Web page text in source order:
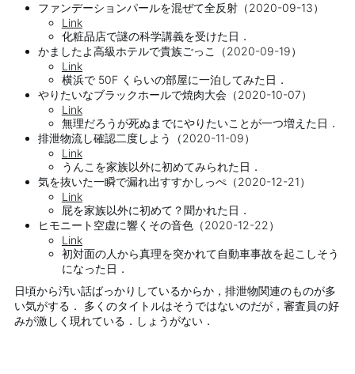
ファンデーションパールを混ぜて全反射（2020-09-13）
Link
化粧品店で謎の科学講義を受けた日．
かましたよ高級ホテルで貴族ごっこ（2020-09-19）
Link
横浜で 50F くらいの部屋に一泊してみた日．
やりたいなブラックホールで焼肉大会（2020-10-07）
Link
無理だろうが死ぬまでにやりたいことが一つ増えた日．
排泄物流し確認二度しよう（2020-11-09）
Link
うんこを家族以外に初めてみられた日．
気を抜いた一瞬で漏れ出すすかしっぺ（2020-12-21）
Link
屁を家族以外に初めて？聞かれた日．
ヒモニート空虚に響くその音色（2020-12-22）
Link
初対面の人から真理を突かれて自動車事故を起こしそう
になった日．
日頃から汚い話ばっかりしているからか，排泄物関連のものが多
い気がする． 多くのタイトルはそうではないのだが，審査員の好
みが激しく現れている．しょうがない．